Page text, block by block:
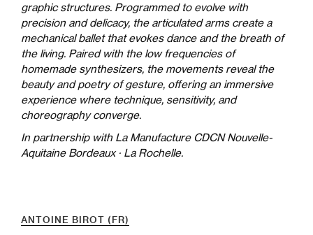
graphic structures. Programmed to evolve with
precision and delicacy, the articulated arms create a
mechanical ballet that evokes dance and the breath of
the living. Paired with the low frequencies of
homemade synthesizers, the movements reveal the
beauty and poetry of gesture, offering an immersive
experience where technique, sensitivity, and
choreography converge.
In partnership with La Manufacture CDCN Nouvelle-
Aquitaine Bordeaux · La Rochelle.
ANTOINE BIROT (FR)